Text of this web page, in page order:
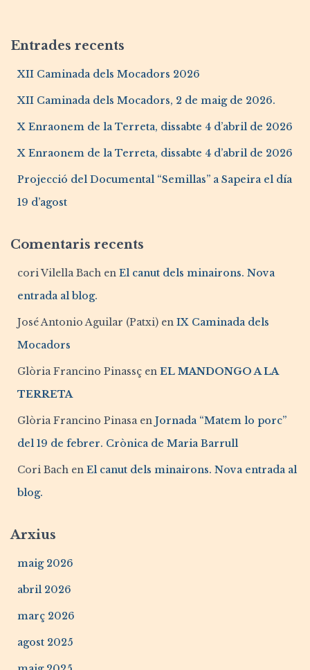
Entrades recents
XII Caminada dels Mocadors 2026
XII Caminada dels Mocadors, 2 de maig de 2026.
X Enraonem de la Terreta, dissabte 4 d’abril de 2026
X Enraonem de la Terreta, dissabte 4 d’abril de 2026
Projecció del Documental “Semillas” a Sapeira el día
19 d’agost
Comentaris recents
cori Vilella Bach en El canut dels minairons. Nova
entrada al blog.
José Antonio Aguilar (Patxi) en IX Caminada dels
Mocadors
Glòria Francino Pinassç en EL MANDONGO A LA
TERRETA
Glòria Francino Pinasaen Jornada “Matem lo porc”
del 19 de febrer. Crònica de Maria Barrull
Cori Bach en El canut dels minairons. Nova entrada al
blog.
Arxius
maig 2026
abril 2026
març 2026
agost 2025